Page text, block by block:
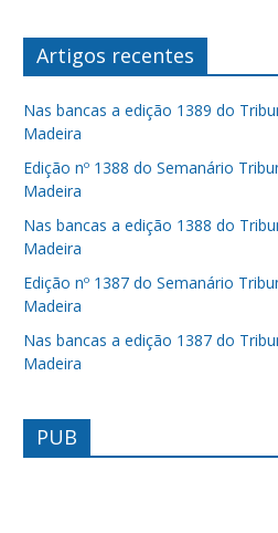
Artigos recentes
Nas bancas a edição 1389 do
Madeira
Edição nº 1388 do Semanário
Madeira
Nas bancas a edição 1388 do
Madeira
Edição nº 1387 do Semanário
Madeira
Nas bancas a edição 1387 do
Madeira
PUB